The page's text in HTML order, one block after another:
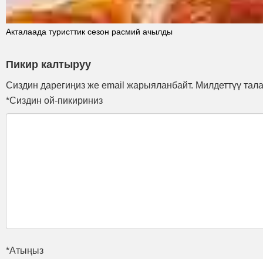
Акталаада туристтик сезон расмий ачылды
Пикир калтыруу
Сиздин дарегиңиз же email жарыяланбайт. Милдеттүү
*Сиздин ой-пикириниз
*Атыңыз